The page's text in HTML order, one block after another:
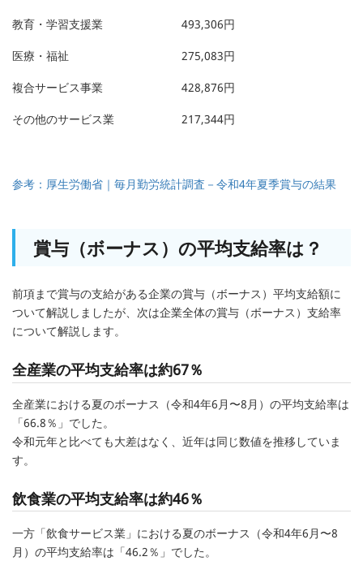
教育・学習支援業 493,306円
医療・福祉 275,083円
複合サービス事業 428,876円
その他のサービス業 217,344円
参考：厚生労働省｜毎月勤労統計調査－令和4年夏季賞与の結果
賞与（ボーナス）の平均支給率は？
前項まで賞与の支給がある企業の賞与（ボーナス）平均支給額に
ついて解説しましたが、次は企業全体の賞与（ボーナス）支給率
について解説します。
全産業の平均支給率は約67％
全産業における夏のボーナス（令和4年6月〜8月）の平均支給率は
「66.8％」でした。
令和元年と比べても大差はなく、近年は同じ数値を推移していま
す。
飲食業の平均支給率は約46％
一方「飲食サービス業」における夏のボーナス（令和4年6月〜8
月）の平均支給率は「46.2％」でした。